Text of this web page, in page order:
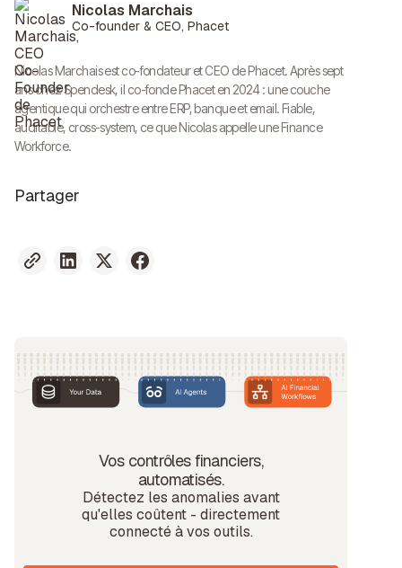
Nicolas Marchais
Co-founder & CEO, Phacet
Nicolas Marchais est co-fondateur et CEO de Phacet. Après sept
ans chez Spendesk, il co-fonde Phacet en 2024 : une couche
agentique qui orchestre entre ERP, banque et email. Fiable,
auditable, cross-system, ce que Nicolas appelle une Finance
Workforce.
Partager
Vos contrôles financiers,
automatisés.
Détectez les anomalies avant
qu'elles coûtent - directement
connecté à vos outils.